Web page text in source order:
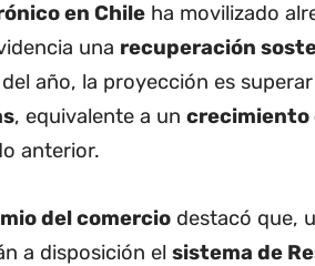
en Chile ha movilizado
una recuperación
año, la proyección es
, equivalente a un crecimiento
anterior.
del comercio destacó que,
a disposición el sistema de